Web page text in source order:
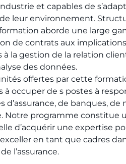
et capables de
leur environnement.
aborde une large
de contrats aux
à la gestion de la relation
des données.
offertes par cette
à occuper de s postes à
d’assurance, de banques,
Notre programme constitue
d’acquérir une expertise
en tant que cadres
l’assurance.